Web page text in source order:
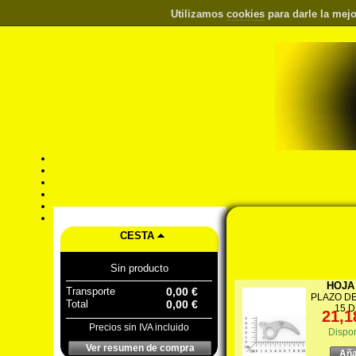
Utilizamos cookies para darle la
CESTA
Sin producto
Transporte
0,00 €
Total 0,00 €
Precios sin IVA incluido
Ver resumen de compra
PLAZO
15